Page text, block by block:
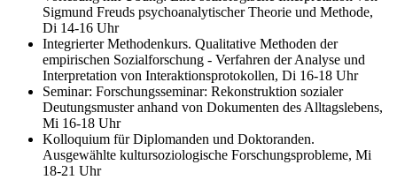
Sigmund Freuds psychoanalytischer Theorie und Methode,
Di 14-16 Uhr
Integrierter Methodenkurs. Qualitative Methoden der
empirischen Sozialforschung - Verfahren der Analyse und
Interpretation von Interaktionsprotokollen, Di 16-18 Uhr
Seminar: Forschungsseminar: Rekonstruktion sozialer
Deutungsmuster anhand von Dokumenten des Alltagslebens,
Mi 16-18 Uhr
Kolloquium für Diplomanden und Doktoranden.
Ausgewählte kultursoziologische Forschungsprobleme, Mi
18-21 Uhr